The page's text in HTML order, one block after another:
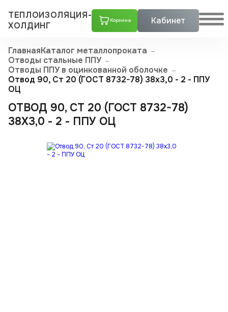
ТЕПЛОИЗОЛЯЦИЯ-
ХОЛДИНГ
Корзина Кабинет
ГлавнаяКаталог металлопроката
Отводы стальные ППУ
Отводы ППУ в оцинкованной оболочке
Отвод 90, Ст 20 (ГОСТ 8732-78) 38x3,0 - 2 - ППУ
ОЦ
ОТВОД 90, СТ 20 (ГОСТ 8732-78)
38X3,0 - 2 - ППУ ОЦ